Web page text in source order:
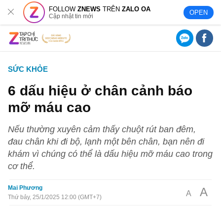
FOLLOWZNEWS TRÊNZALO OA
Cập nhật tin mới OPEN
SỨC KHỎE
6 dấu hiệu ở chân cảnh báo
mỡ máu cao
Nếu thường xuyên cảm thấy chuột rút ban đêm,
đau chân khi đi bộ, lạnh một bên chân, bạn nên đi
khám vì chúng có thể là dấu hiệu mỡ máu cao trong
cơ thể.
Mai Phương
Thứ bảy, 25/1/2025 12:00 (GMT+7)
A A